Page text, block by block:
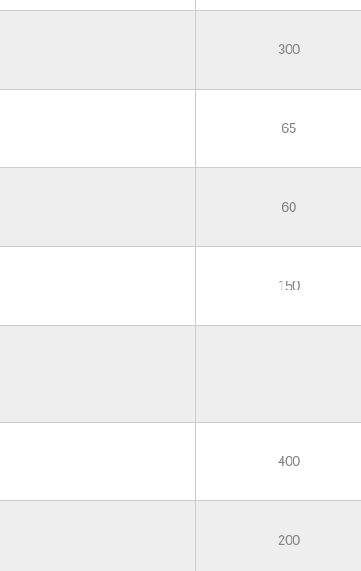
300
65
60
150
400
200